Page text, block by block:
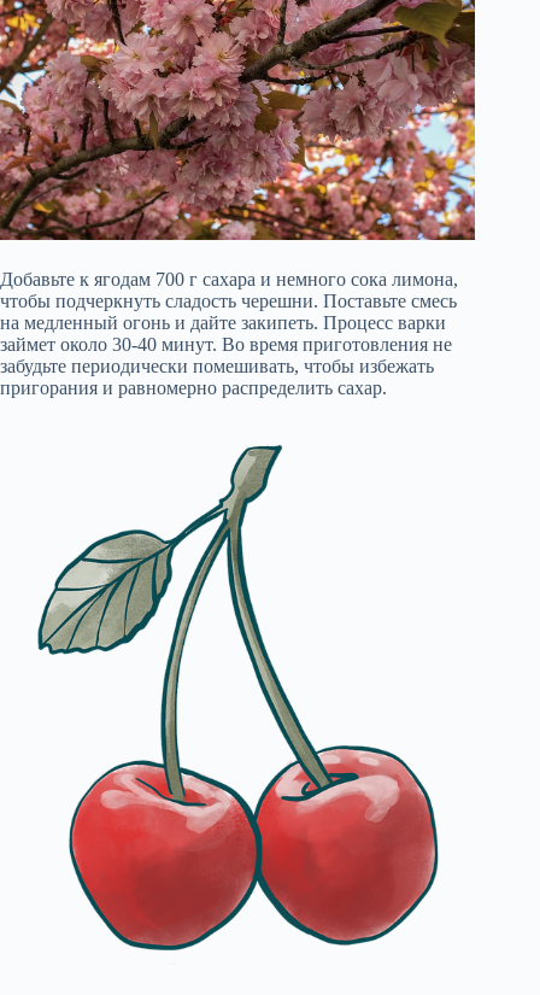
Добавьте к ягодам 700 г сахара и немного сока лимона,
чтобы подчеркнуть сладость черешни. Поставьте смесь
на медленный огонь и дайте закипеть. Процесс варки
займет около 30-40 минут. Во время приготовления не
забудьте периодически помешивать, чтобы избежать
пригорания и равномерно распределить сахар.